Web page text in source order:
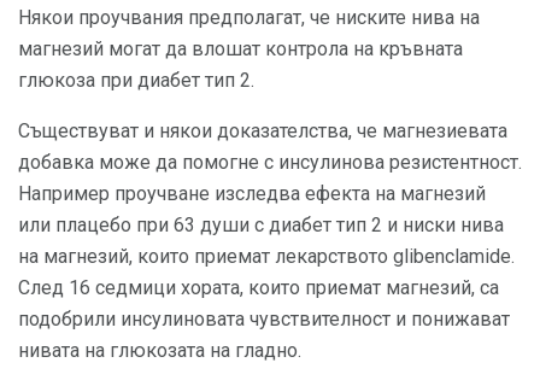
Някои проучвания предполагат, че ниските нива на
магнезий могат да влошат контрола на кръвната
глюкоза при диабет тип 2.
Съществуват и някои доказателства, че магнезиевата
добавка може да помогне с инсулинова резистентност.
Например проучване изследва ефекта на магнезий
или плацебо при 63 души с диабет тип 2 и ниски нива
на магнезий, които приемат лекарството glibenclamide.
След 16 седмици хората, които приемат магнезий, са
подобрили инсулиновата чувствителност и понижават
нивата на глюкозата на гладно.